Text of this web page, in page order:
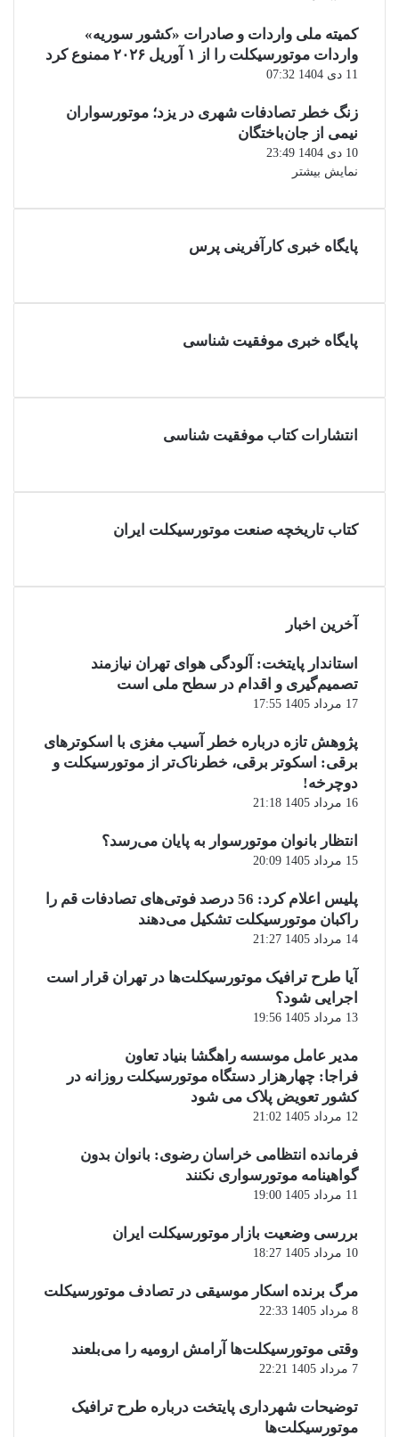
کمیته ملی واردات و صادرات «کشور سوریه»
واردات موتورسیکلت را از ۱ آوریل ۲۰۲۶ ممنوع کرد
11 دی 1404 07:32
زنگ خطر تصادفات شهری در یزد؛ موتورسواران
نیمی از جان‌باختگان
10 دی 1404 23:49
نمایش بیشتر
پایگاه خبری کارآفرینی پرس
پایگاه خبری موفقیت شناسی
انتشارات کتاب موفقیت شناسی
کتاب تاریخچه صنعت موتورسیکلت ایران
آخرین اخبار
استاندار پایتخت: آلودگی هوای تهران نیازمند
تصمیم‌گیری و اقدام در سطح ملی است
17 مرداد 1405 17:55
پژوهش تازه درباره خطر آسیب مغزی با اسکوترهای
برقی: اسکوتر برقی، خطرناک‌تر از موتورسیکلت و
دوچرخه!
16 مرداد 1405 21:18
انتظار بانوان موتورسوار به پایان می‌رسد؟
15 مرداد 1405 20:09
پلیس اعلام کرد: 56 درصد فوتی‌های تصادفات قم را
راکبان موتورسیکلت تشکیل می‌دهند
14 مرداد 1405 21:27
آیا طرح ترافیک موتورسیکلت‌ها در تهران قرار است
اجرایی شود؟
13 مرداد 1405 19:56
مدیر عامل موسسه راهگشا بنیاد تعاون
فراجا: چهارهزار دستگاه موتورسیکلت روزانه در
کشور تعویض پلاک می شود
12 مرداد 1405 21:02
فرمانده انتظامی خراسان رضوی: بانوان بدون
گواهینامه موتورسواری نکنند
11 مرداد 1405 19:00
بررسی وضعیت بازار موتورسیکلت ایران
10 مرداد 1405 18:27
مرگ برنده اسکار موسیقی در تصادف موتورسیکلت
8 مرداد 1405 22:33
وقتی موتورسیکلت‌ها آرامش ارومیه را می‌بلعند
7 مرداد 1405 22:21
توضیحات شهرداری پایتخت درباره طرح ترافیک
موتورسیکلت‌ها